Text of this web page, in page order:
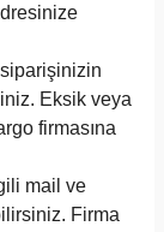
Eksik veya
firmasına
mail ve
Firma